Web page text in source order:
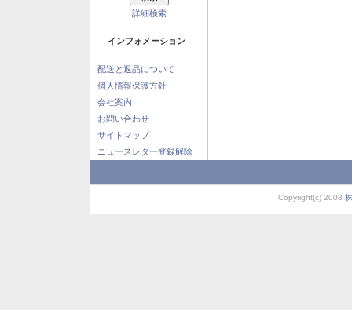
詳細検索
インフォメーション
配送と返品について
個人情報保護方針
会社案内
お問い合わせ
サイトマップ
ニュースレター登録解除
Copyright(c) 2008